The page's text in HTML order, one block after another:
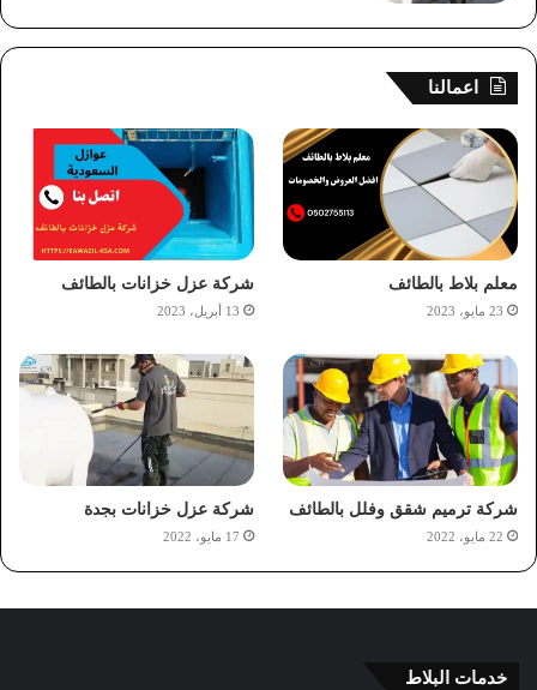
اعمالنا
معلم بلاط بالطائف
23 مايو، 2023
شركة عزل خزانات بالطائف
13 أبريل، 2023
شركة ترميم شقق وفلل بالطائف
22 مايو، 2022
شركة عزل خزانات بجدة
17 مايو، 2022
خدمات البلاط